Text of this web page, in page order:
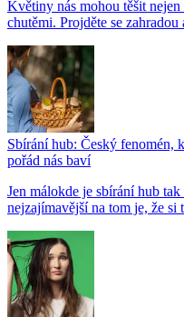
Květiny nás mohou těšit
chutěmi. Projděte se zahradou
Sbírání hub: Český fenomén,
pořád nás baví
Jen málokde je sbírání hub
nejzajímavější na tom je, že si